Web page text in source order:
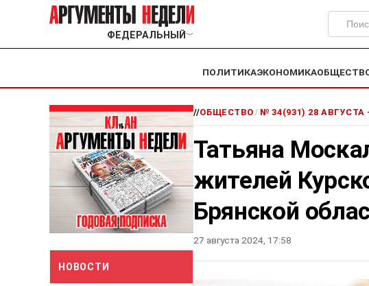
ФЕДЕРАЛЬНЫЙ ﹀
ПОЛИТИКАЭКОНОМИКА
НОВОСТИ
//ОБЩЕСТВО/ № 34(931) 28 АВГУСТА
Татьяна
жителей
Брянской
27 августа 2024, 17:58